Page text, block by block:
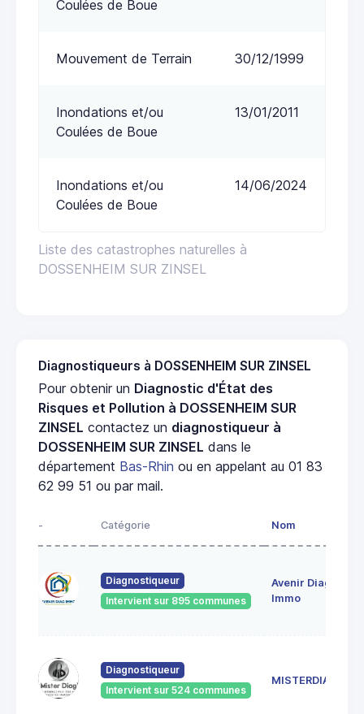
Liste des catastrophes naturelles à
DOSSENHEIM SUR ZINSEL
Coulées de Boue
Mouvement de Terrain 30/12/1999
Inondations et/ou
Coulées de Boue
13/01/2011
Inondations et/ou
Coulées de Boue
14/06/2024
Diagnostiqueurs à DOSSENHEIM SUR ZINSEL
Pour obtenir un Diagnostic d'État des
Risques et Pollution à DOSSENHEIM SUR
ZINSEL contactez un diagnostiqueur à
DOSSENHEIM SUR ZINSEL dans le
département Bas-Rhin ou en appelant au 01 83
62 99 51 ou par mail.
- Catégorie Nom
Diagnostiqueur
Intervient sur 895 communes
Avenir Diag
Immo
Diagnostiqueur
Intervient sur 524 communes
MISTERDIAG